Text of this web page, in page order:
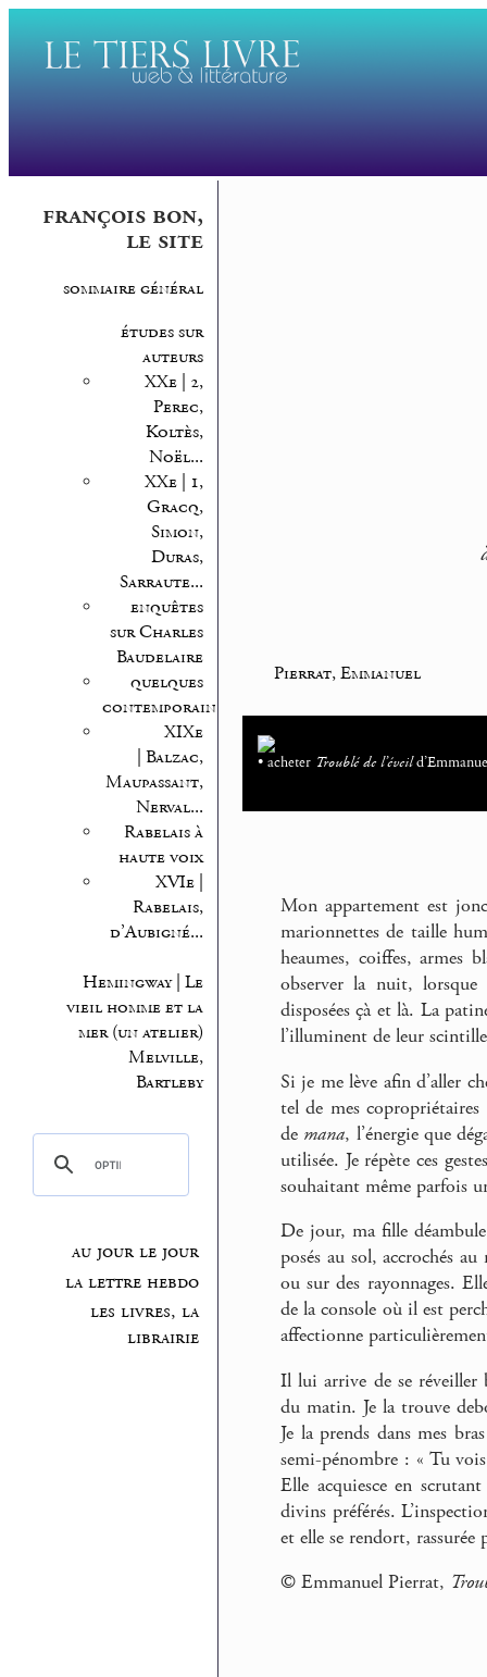
françois bon,
le site
sommaire général
études sur
auteurs
XXe | 2,
Perec,
Koltès,
Noël...
XXe | 1,
Gracq,
Simon,
Duras,
Sarraute...
enquêtes
sur Charles
Baudelaire
quelques
contemporains
XIXe
| Balzac,
Maupassant,
Nerval...
Rabelais à
haute voix
XVIe |
Rabelais,
d’Aubigné...
Hemingway | Le
vieil homme et la
mer (un atelier)
Melville,
Bartleby
au jour le jour
la lettre hebdo
les livres, la
librairie
Pierrat, Emmanuel
• acheter Troublé de l’éveil
Mon appartement est
marionnettes de taille
heaumes, coiffes, armes
observer la nuit, lorsque
disposées çà et là. La
l’illuminent de leur
Si je me lève afin d’aller
tel de mes
de mana, l’énergie que
utilisée. Je répète ces
souhaitant même parfois
De jour, ma fille
posés au sol, accrochés
ou sur des rayonnages.
de la console où il est
affectionne
Il lui arrive de se réveiller
du matin. Je la trouve
Je la prends dans mes
semi-pénombre : « Tu
Elle acquiesce en
divins préférés.
et elle se rendort,
© Emmanuel Pierrat,